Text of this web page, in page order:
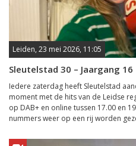
Leiden, 23 mei 2026, 11:05
Sleutelstad 30 – Jaargang 16
Iedere zaterdag heeft Sleutelstad
moment met de hits van de Leidse
op DAB+ en online tussen 17.00 en
nummers weer op een rij worden